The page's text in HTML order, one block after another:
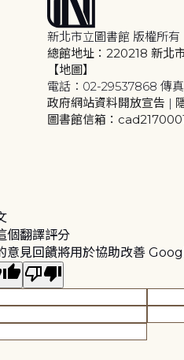
新北市立圖書館 版權所有
總館地址：220218 新北
【地圖】
電話：02-29537868 傳
政府網站資料開放宣告 |
圖書館信箱：
個翻譯評分
意見回饋將用於協助改善